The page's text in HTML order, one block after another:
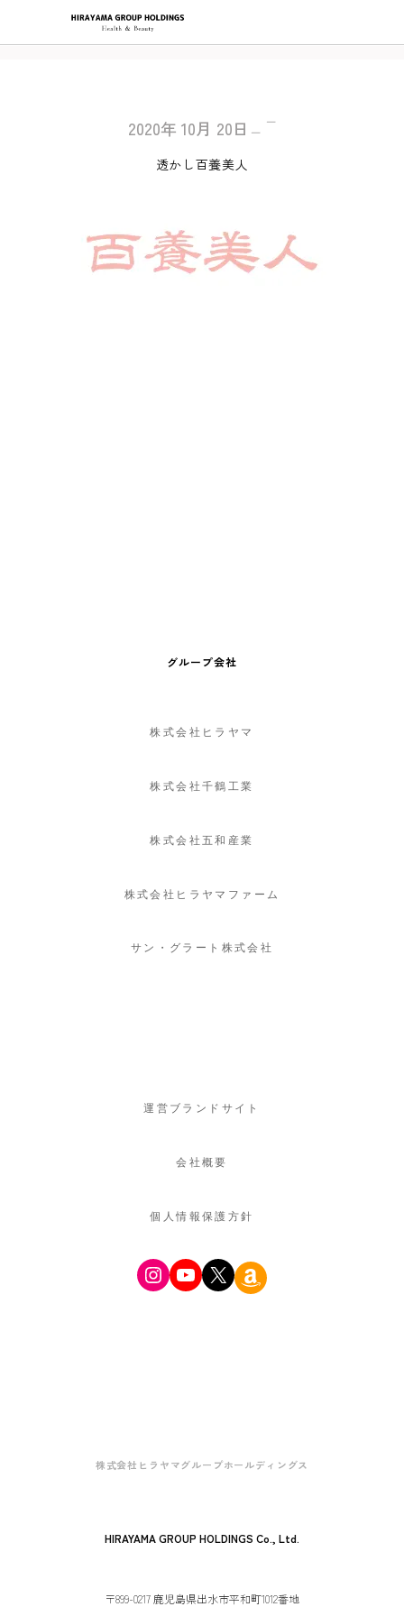
2020年 10月 20日
透かし百養美人
グループ会社
株式会社ヒラヤマ
株式会社千鶴工業
株式会社五和産業
株式会社ヒラヤマファーム
サン・グラート株式会社
運営ブランドサイト
会社概要
個人情報保護方針
Instagram
YouTube
X Amazon
株式会社ヒラヤマグループホールディングス
HIRAYAMA GROUP HOLDINGS Co., Ltd.
〒899-0217 鹿児島県出水市平和町1012番地